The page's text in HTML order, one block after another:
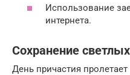
Использование
интернета.
Сохранение
День причастия